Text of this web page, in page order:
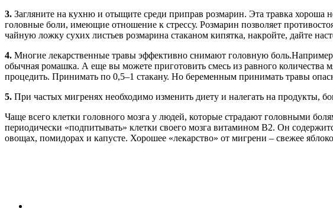
3. Загляните на кухню и отыщите среди приправ розмарин. Эта травка хороша
головные боли, имеющие отношение к стрессу. Розмарин позволяет
чайную ложку сухих листьев розмарина стаканом кипятка, накройте, дайте
4. Многие лекарственные травы эффективно снимают головную
обычная ромашка. А еще вы можете приготовить смесь из равного
процедить. Принимать по 0,5–1 стакану. Но беременным принимать травы
5. При частых мигренях необходимо изменить диету и налегать на продукты,
Чаще всего клетки головного мозга у людей, которые страдают головными
периодически «подпитывать» клетки своего мозга витамином B2. Он
овощах, помидорах и капусте. Хорошее «лекарство» от мигрени – свежее